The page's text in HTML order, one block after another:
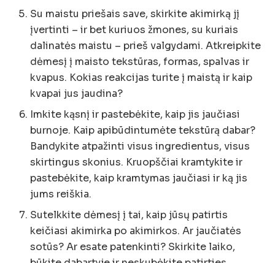
Su maistu priešais save, skirkite akimirką jį
įvertinti – ir bet kuriuos žmones, su kuriais
dalinatės maistu – prieš valgydami. Atkreipkite
dėmesį į maisto tekstūras, formas, spalvas ir
kvapus. Kokias reakcijas turite į maistą ir kaip
kvapai jus jaudina?
Imkite kąsnį ir pastebėkite, kaip jis jaučiasi
burnoje. Kaip apibūdintumėte tekstūrą dabar?
Bandykite atpažinti visus ingredientus, visus
skirtingus skonius. Kruopščiai kramtykite ir
pastebėkite, kaip kramtymas jaučiasi ir ką jis
jums reiškia.
Sutelkkite dėmesį į tai, kaip jūsų patirtis
keičiasi akimirka po akimirkos. Ar jaučiatės
sotūs? Ar esate patenkinti? Skirkite laiko,